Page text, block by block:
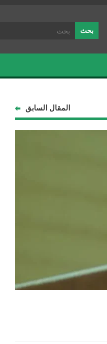
المقال السابق